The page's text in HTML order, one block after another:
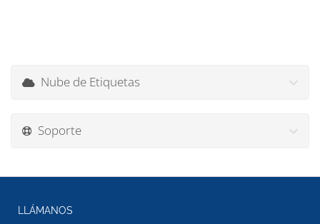
Nube de Etiquetas
Soporte
LLÁMANOS